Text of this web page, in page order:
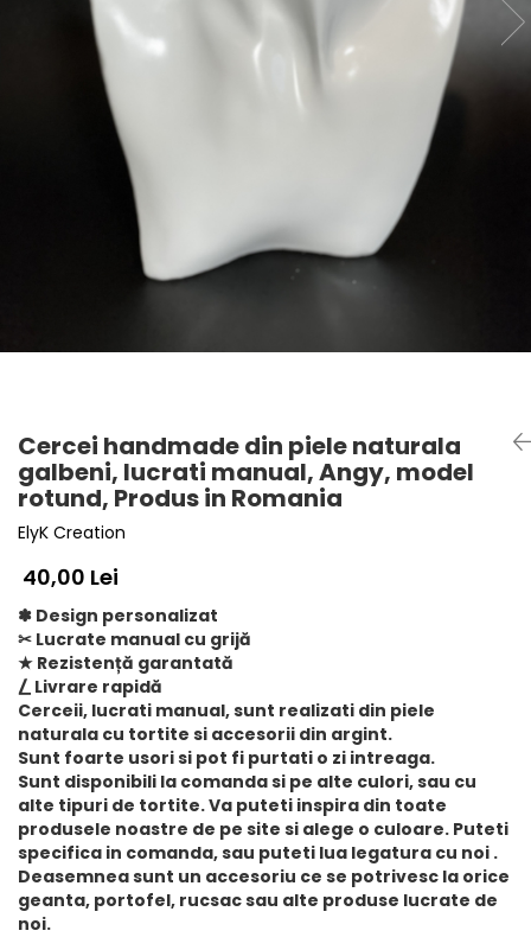
Cercei handmade din piele naturala
galbeni, lucrati manual, Angy, model
rotund, Produs in Romania
ElyK Creation
40,00 Lei
✽ Design personalizat
✂︎ Lucrate manual cu grijă
★ Rezistență garantată
⎳ Livrare rapidă
Cerceii, lucrati manual, sunt realizati din piele
naturala cu tortite si accesorii din argint.
Sunt foarte usori si pot fi purtati o zi intreaga.
Sunt disponibili la comanda si pe alte culori, sau cu
alte tipuri de tortite. Va puteti inspira din toate
produsele noastre de pe site si alege o culoare. Puteti
specifica in comanda, sau puteti lua legatura cu noi .
Deasemnea sunt un accesoriu ce se potrivesc la orice
geanta, portofel, rucsac sau alte produse lucrate de
noi.